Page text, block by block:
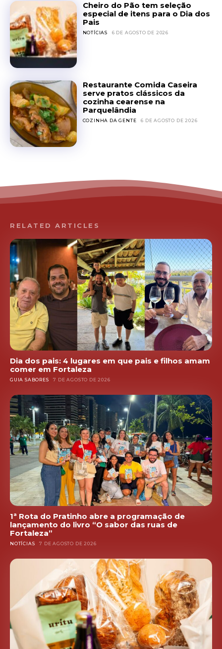
Cheiro do Pão tem seleção
especial de itens para o Dia dos
Pais
NOTÍCIAS 6 DE AGOSTO DE 2026
Restaurante Comida Caseira
serve pratos clássicos da
cozinha cearense na
Parquelândia
COZINHA DA GENTE 6 DE AGOSTO DE 2026
RELATED ARTICLES
Dia dos pais: 4 lugares em que pais e filhos amam
comer em Fortaleza
GUIA SABORES 7 DE AGOSTO DE 2026
1ª Rota do Pratinho abre a programação de
lançamento do livro “O sabor das ruas de
Fortaleza”
NOTÍCIAS 7 DE AGOSTO DE 2026